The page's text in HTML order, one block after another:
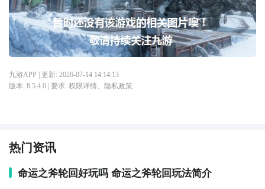
九游APP | 更新: 2026-07-14 14:14:13
版本: 8.5.4.0| 要求: 权限详情、 隐私政策
热门资讯
命运之斧轮回好玩吗 命运之斧轮回玩法简介